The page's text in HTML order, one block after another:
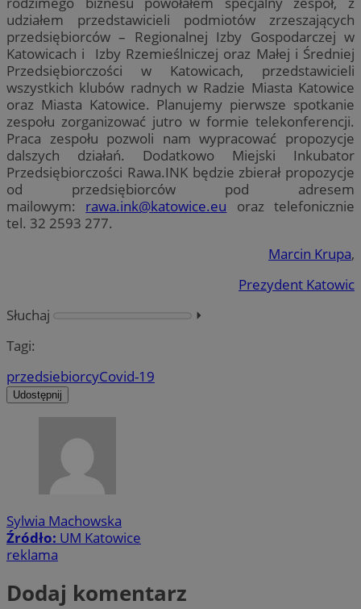
udziałem przedstawicieli podmiotów zrzeszających
przedsiębiorców – Regionalnej Izby Gospodarczej w
Katowicach i Izby Rzemieślniczej oraz Małej i Średniej
Przedsiębiorczości w Katowicach, przedstawicieli
wszystkich klubów radnych w Radzie Miasta Katowice
oraz Miasta Katowice. Planujemy pierwsze spotkanie
zespołu zorganizować jutro w formie telekonferencji.
Praca zespołu pozwoli nam wypracować propozycje
dalszych działań. Dodatkowo Miejski Inkubator
Przedsiębiorczości Rawa.INK będzie zbierał propozycje
od przedsiębiorców pod adresem
mailowym: rawa.ink@katowice.eu oraz telefonicznie
tel. 32 2593 277.
Marcin Krupa,
Prezydent Katowic
Słuchaj
⏵︎
Tagi:
przedsiebiorcyCovid-19
Udostępnij
Sylwia Machowska
Źródło: UM Katowice
reklama
Dodaj komentarz